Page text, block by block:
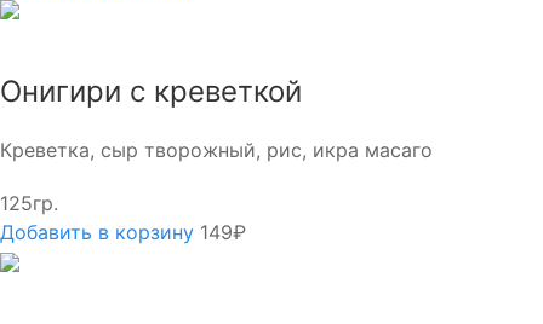
Онигири с креветкой
Креветка, сыр творожный, рис, икра масаго
125гр.
Добавить в корзину 149₽